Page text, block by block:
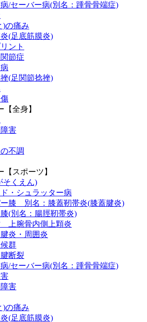
/セーバー病(別名：踵骨骨端症)
)の痛み
(足底筋膜炎)
ント
節症
(足関節捻挫)
全身】
害
不調
スポーツ】
そくえん)
・シュラッター病
ー膝 別名：膝蓋靭帯炎(膝蓋腱炎)
(別名：腸脛靭帯炎)
上腕骨内側上顆炎
炎・周囲炎
群
断裂
/セーバー病(別名：踵骨骨端症)
害
)の痛み
(足底筋膜炎)